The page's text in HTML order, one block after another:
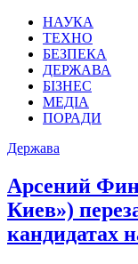
НАУКА
ТЕХНО
БЕЗПЕКА
ДЕРЖАВА
БІЗНЕС
МЕДІА
ПОРАДИ
Держава
Арсений
Киев»)
кандидатах